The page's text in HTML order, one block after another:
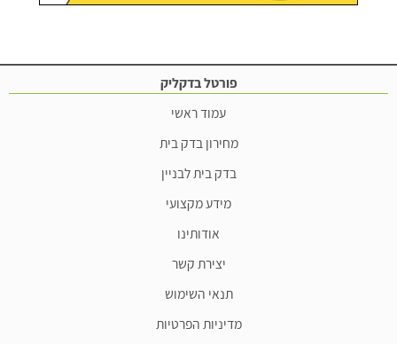
פורטל בדקליק
עמוד ראשי
מחירון בדק בית
בדק בית לבניין
מידע מקצועי
אודותינו
יצירת קשר
תנאי השימוש
מדיניות הפרטיות